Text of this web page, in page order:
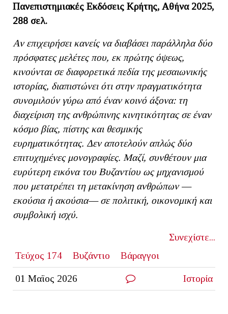
Πανεπιστημιακές Εκδόσεις Κρήτης, Αθήνα 2025,
288 σελ.
Αν επιχειρήσει κανείς να διαβάσει παράλληλα δύο
πρόσφατες μελέτες που, εκ πρώτης όψεως,
κινούνται σε διαφορετικά πεδία της μεσαιωνικής
ιστορίας, διαπιστώνει ότι στην πραγματικότητα
συνομιλούν γύρω από έναν κοινό άξονα: τη
διαχείριση της ανθρώπινης κινητικότητας σε έναν
κόσμο βίας, πίστης και θεσμικής
ευρηματικότητας. Δεν αποτελούν απλώς δύο
επιτυχημένες μονογραφίες. Μαζί, συνθέτουν μια
ευρύτερη εικόνα του Βυζαντίου ως μηχανισμού
που μετατρέπει τη μετακίνηση ανθρώπων —
εκούσια ή ακούσια— σε πολιτική, οικονομική και
συμβολική ισχύ.
Συνεχίστε...
Τεύχος 174
Βυζάντιο Βάραγγοι
01 Μαϊος 2026 Ιστορία